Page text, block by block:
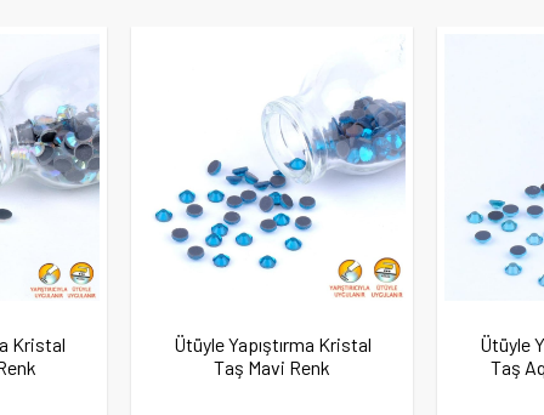
Kristal
Ütüyle Yapıştırma Kristal
Taş Mavi Renk
Ütüyle
Taş